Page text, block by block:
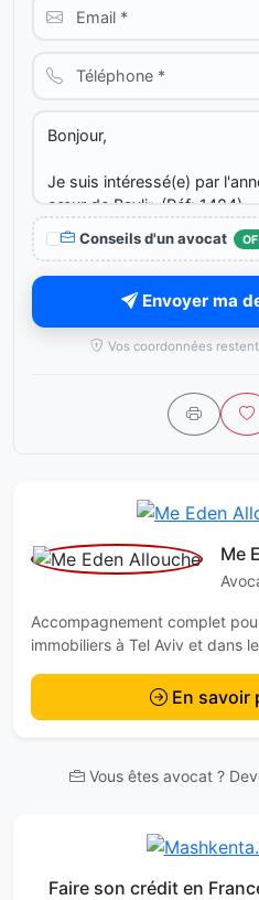
Conseils d'un avocat
Envoyer ma
Vos coordonnées
Me
Accompagnement complet
immobiliers à Tel Aviv et dans
En savoir
Vous êtes avocat ?
Faire son crédit en